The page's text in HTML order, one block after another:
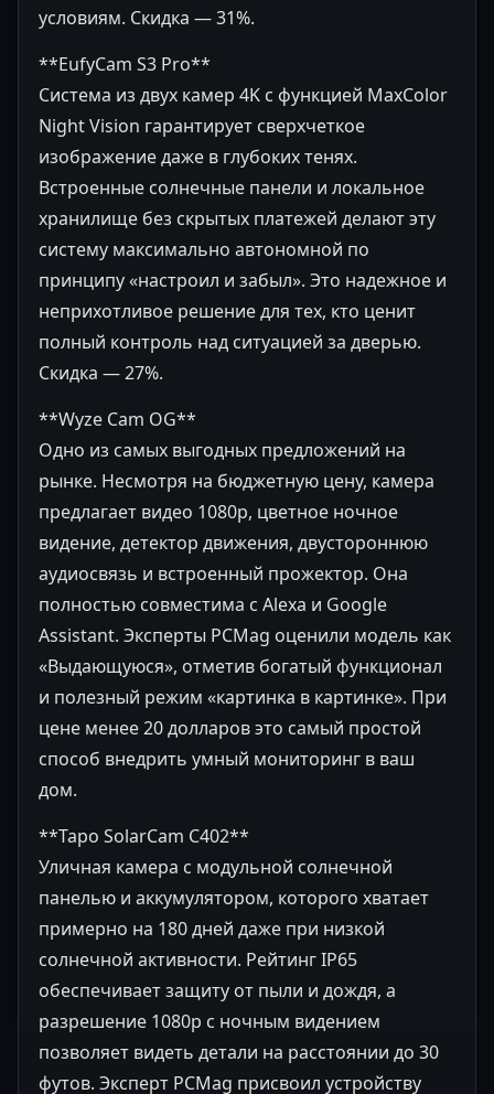
условиям. Скидка — 31%.
**EufyCam S3 Pro**
Система из двух камер 4K с функцией MaxColor
Night Vision гарантирует сверхчеткое
изображение даже в глубоких тенях.
Встроенные солнечные панели и локальное
хранилище без скрытых платежей делают эту
систему максимально автономной по
принципу «настроил и забыл». Это надежное и
неприхотливое решение для тех, кто ценит
полный контроль над ситуацией за дверью.
Скидка — 27%.
**Wyze Cam OG**
Одно из самых выгодных предложений на
рынке. Несмотря на бюджетную цену, камера
предлагает видео 1080p, цветное ночное
видение, детектор движения, двустороннюю
аудиосвязь и встроенный прожектор. Она
полностью совместима с Alexa и Google
Assistant. Эксперты PCMag оценили модель как
«Выдающуюся», отметив богатый функционал
и полезный режим «картинка в картинке». При
цене менее 20 долларов это самый простой
способ внедрить умный мониторинг в ваш
дом.
**Tapo SolarCam C402**
Уличная камера с модульной солнечной
панелью и аккумулятором, которого хватает
примерно на 180 дней даже при низкой
солнечной активности. Рейтинг IP65
обеспечивает защиту от пыли и дождя, а
разрешение 1080p с ночным видением
позволяет видеть детали на расстоянии до 30
футов. Эксперт PCMag присвоил устройству